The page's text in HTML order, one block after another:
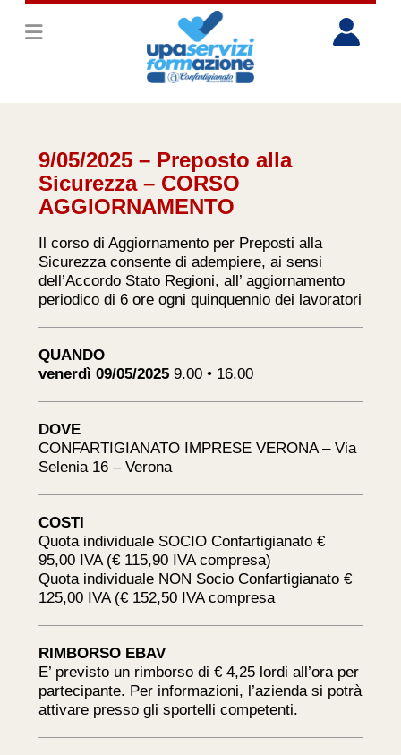
9/05/2025 – Preposto alla
Sicurezza – CORSO
AGGIORNAMENTO
Il corso di Aggiornamento per Preposti alla
Sicurezza consente di adempiere, ai sensi
dell’Accordo Stato Regioni, all’ aggiornamento
periodico di 6 ore ogni quinquennio dei lavoratori
QUANDO
venerdì 09/05/2025 9.00 • 16.00
DOVE
CONFARTIGIANATO IMPRESE VERONA – Via
Selenia 16 – Verona
COSTI
Quota individuale SOCIO Confartigianato €
95,00 IVA (€ 115,90 IVA compresa)
Quota individuale NON Socio Confartigianato €
125,00 IVA (€ 152,50 IVA compresa
RIMBORSO EBAV
E’ previsto un rimborso di € 4,25 lordi all’ora per
partecipante. Per informazioni, l’azienda si potrà
attivare presso gli sportelli competenti.